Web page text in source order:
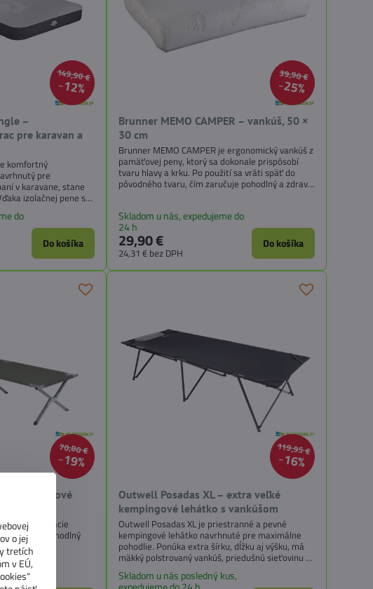
149,90 €
12%
–
pre karavan a
komfortný
pre
v karavane, stane
izolačnej pene s
rozloženie
spánok počas
do
Do košíka
39,90 €
25%
Brunner MEMO CAMPER – vankúš, 50 ×
30 cm
Brunner MEMO CAMPER je ergonomický vankúš z
pamäťovej peny, ktorý sa dokonale prispôsobí
tvaru hlavy a krku. Po použití sa vráti späť do
pôvodného tvaru, čím zaručuje pohodlný a zdravý
700 g, takže je ideálny na kempovanie, karavan,
pikniky či dlhé cesty. Poťah je vyrobený z
mäkkého materiálu (75 % bavlna, 25 %...
Skladom u nás, expedujeme do
24 h
29,90 €
24,31 € bez DPH
Do košíka
70,80 €
19%
– Kempingové
skladacie
poskytuje pohodlný
do
119,95 €
16%
Outwell Posadas XL – extra veľké
kempingové lehátko s vankúšom
Outwell Posadas XL je priestranné a pevné
kempingové lehátko navrhnuté pre maximálne
pohodlie. Ponúka extra šírku, dĺžku aj výšku, má
mäkký polstrovaný vankúš, priedušnú sieťovinu a
oceľová konštrukcia sa rozloží v priebehu sekúnd
Skladom u nás posledný kus,
o jej
tretích
v EÚ,